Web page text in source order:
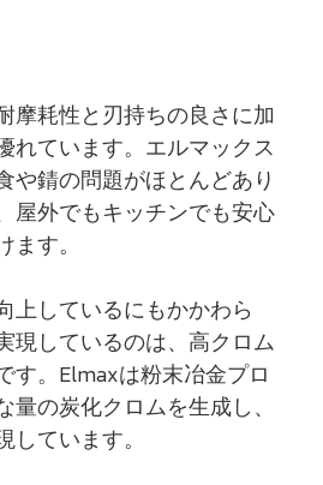
摩耗性と刃持ちの良さに加
れています。エルマックス
や錆の問題がほとんどあり
屋外でもキッチンでも安心
す。
上しているにもかかわら
現しているのは、高クロム
す。Elmaxは粉末冶金プロ
の炭化クロムを生成し、
ています。